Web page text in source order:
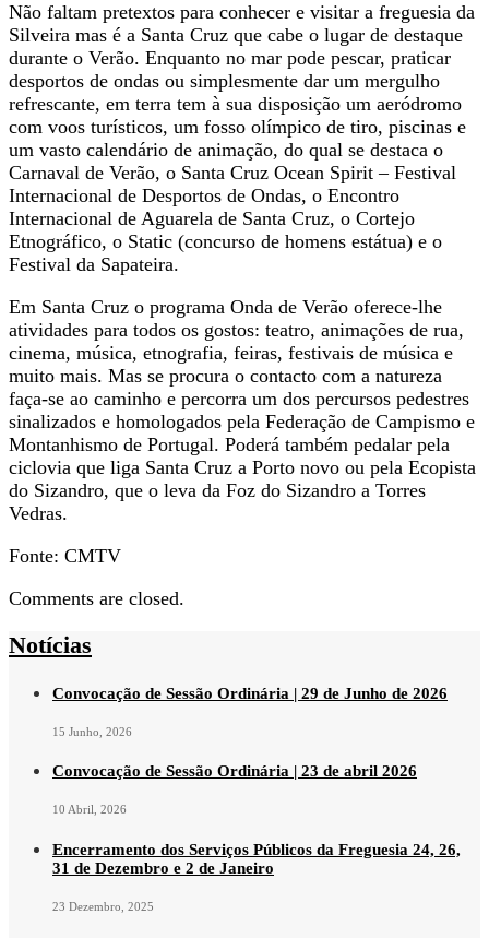
Não faltam pretextos para conhecer e visitar a freguesia da
Silveira mas é a Santa Cruz que cabe o lugar de destaque
durante o Verão. Enquanto no mar pode pescar, praticar
desportos de ondas ou simplesmente dar um mergulho
refrescante, em terra tem à sua disposição um aeródromo
com voos turísticos, um fosso olímpico de tiro, piscinas e
um vasto calendário de animação, do qual se destaca o
Carnaval de Verão, o Santa Cruz Ocean Spirit – Festival
Internacional de Desportos de Ondas, o Encontro
Internacional de Aguarela de Santa Cruz, o Cortejo
Etnográfico, o Static (concurso de homens estátua) e o
Festival da Sapateira.
Em Santa Cruz o programa Onda de Verão oferece-lhe
atividades para todos os gostos: teatro, animações de rua,
cinema, música, etnografia, feiras, festivais de música e
muito mais. Mas se procura o contacto com a natureza
faça-se ao caminho e percorra um dos percursos pedestres
sinalizados e homologados pela Federação de Campismo e
Montanhismo de Portugal. Poderá também pedalar pela
ciclovia que liga Santa Cruz a Porto novo ou pela Ecopista
do Sizandro, que o leva da Foz do Sizandro a Torres
Vedras.
Fonte: CMTV
Comments are closed.
Notícias
Convocação de Sessão Ordinária | 29 de Junho de 2026
15 Junho, 2026
Convocação de Sessão Ordinária | 23 de abril 2026
10 Abril, 2026
Encerramento dos Serviços Públicos da Freguesia 24, 26,
31 de Dezembro e 2 de Janeiro
23 Dezembro, 2025